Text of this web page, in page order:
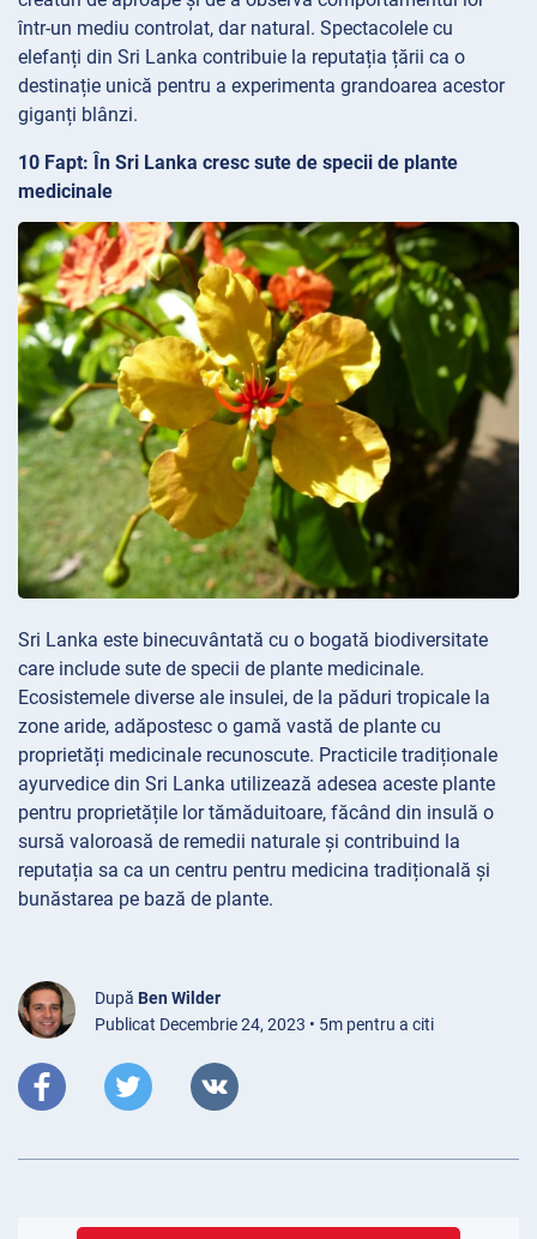
într-un mediu controlat, dar natural. Spectacolele cu
elefanți din Sri Lanka contribuie la reputația țării ca o
destinație unică pentru a experimenta grandoarea acestor
giganți blânzi.
10 Fapt: În Sri Lanka cresc sute de specii de plante
medicinale
Sri Lanka este binecuvântată cu o bogată biodiversitate
care include sute de specii de plante medicinale.
Ecosistemele diverse ale insulei, de la păduri tropicale la
zone aride, adăpostesc o gamă vastă de plante cu
proprietăți medicinale recunoscute. Practicile tradiționale
ayurvedice din Sri Lanka utilizează adesea aceste plante
pentru proprietățile lor tămăduitoare, făcând din insulă o
sursă valoroasă de remedii naturale și contribuind la
reputația sa ca un centru pentru medicina tradițională și
bunăstarea pe bază de plante.
După Ben Wilder
Publicat Decembrie 24, 2023 • 5m pentru a citi